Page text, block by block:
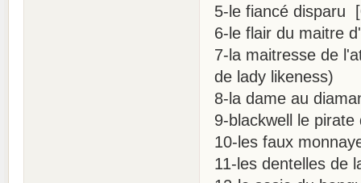
5-le fiancé disparu
6-le flair du maitre
7-la maitresse de
de lady likeness)
8-la dame au
9-blackwell le
10-les faux
11-les dentelles de